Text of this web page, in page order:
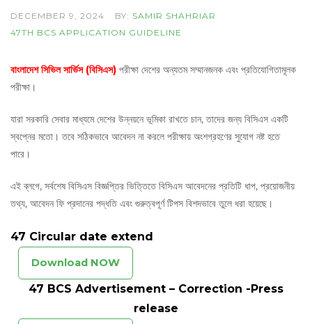
DECEMBER 9, 2024 BY: SAMIR SHAHRIAR
47TH BCS APPLICATION GUIDELINE
বাংলাদেশ সিভিল সার্ভিস (বিসিএস) পরীক্ষা দেশের অন্যতম সম্মানজনক এবং প্রতিযোগিতামূলক
পরীক্ষা।
যারা সরকারি সেবার মাধ্যমে দেশের উন্নয়নে ভূমিকা রাখতে চান, তাদের জন্য বিসিএস একটি
স্বপ্নের মতো। তবে সঠিকভাবে আবেদন না করলে পরীক্ষায় অংশগ্রহণের সুযোগ নষ্ট হতে
পারে।
এই ব্লগে, সর্বশেষ বিসিএস বিজ্ঞপ্তির ভিত্তিতে বিসিএস আবেদনের প্রতিটি ধাপ, প্রয়োজনীয়
তথ্য, আবেদন ফি প্রদানের পদ্ধতি এবং গুরুত্বপূর্ণ টিপস বিশদভাবে তুলে ধরা হয়েছে।
47 Circular date extend
Download NOW
47 BCS Advertisement – Correction -Press
release